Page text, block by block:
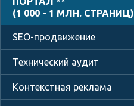
(1 000 - 1 МЛН. СТРАНИЦ)